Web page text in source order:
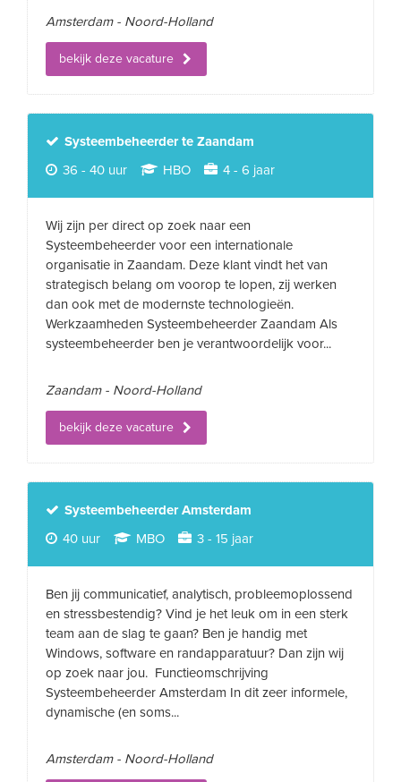
Amsterdam - Noord-Holland
bekijk deze vacature
Systeembeheerder te Zaandam
36 - 40 uur
HBO 4 - 6 jaar
Wij zijn per direct op zoek naar een
Systeembeheerder voor een internationale
organisatie in Zaandam. Deze klant vindt het van
strategisch belang om voorop te lopen, zij werken
dan ook met de modernste technologieën.
Werkzaamheden Systeembeheerder Zaandam Als
systeembeheerder ben je verantwoordelijk voor...
Zaandam - Noord-Holland
bekijk deze vacature
Systeembeheerder Amsterdam
40 uur
MBO 3 - 15 jaar
Ben jij communicatief, analytisch, probleemoplossend
en stressbestendig? Vind je het leuk om in een sterk
team aan de slag te gaan? Ben je handig met
Windows, software en randapparatuur? Dan zijn wij
op zoek naar jou. Functieomschrijving
Systeembeheerder Amsterdam In dit zeer informele,
dynamische (en soms...
Amsterdam - Noord-Holland